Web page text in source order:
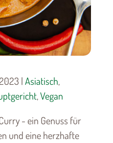
|Asiatisch,
,Vegan
- ein Genuss für
und eine herzhafte